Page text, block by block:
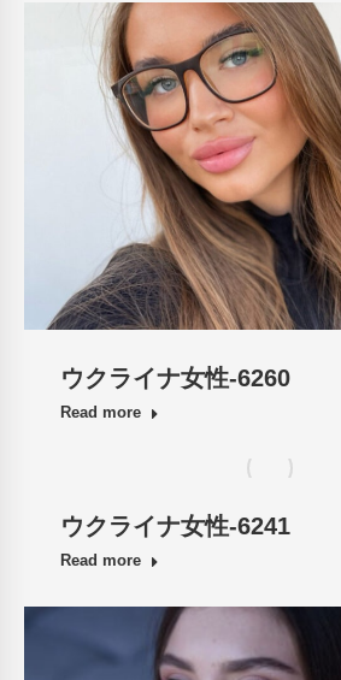
ウクライナ女性-6260
Read more
ウクライナ女性-6241
Read more